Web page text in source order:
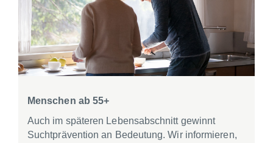
Menschen ab 55+
Auch im späteren Lebensabschnitt gewinnt
Suchtprävention an Bedeutung. Wir informieren,